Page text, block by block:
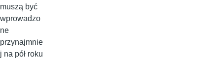
muszą być
wprowadzo
ne
przynajmnie
j na pół roku